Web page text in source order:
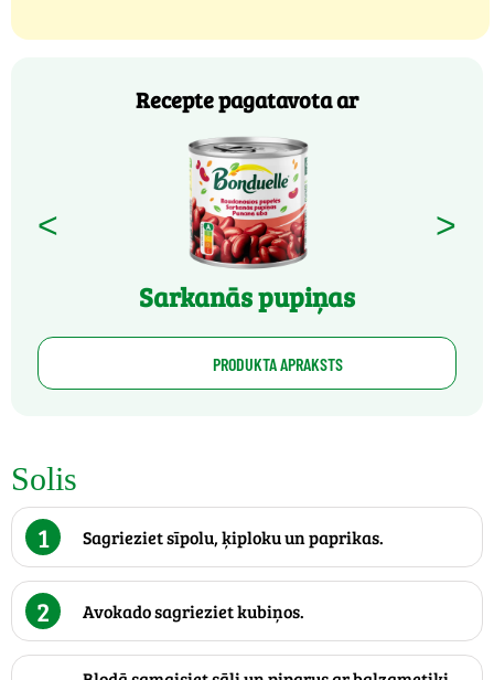
Recepte pagatavota ar
<
Sarkanās pupiņas
>
PRODUKTA APRAKSTS
Solis
1
Sagrieziet sīpolu, ķiploku un paprikas.
2 Avokado sagrieziet kubiņos.